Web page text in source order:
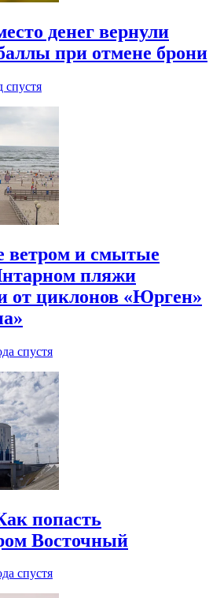
денег вернули
при отмене брони
спустя
ветром и смытые
пляжи
от циклонов «Юрген»
спустя
попасть
Восточный
спустя